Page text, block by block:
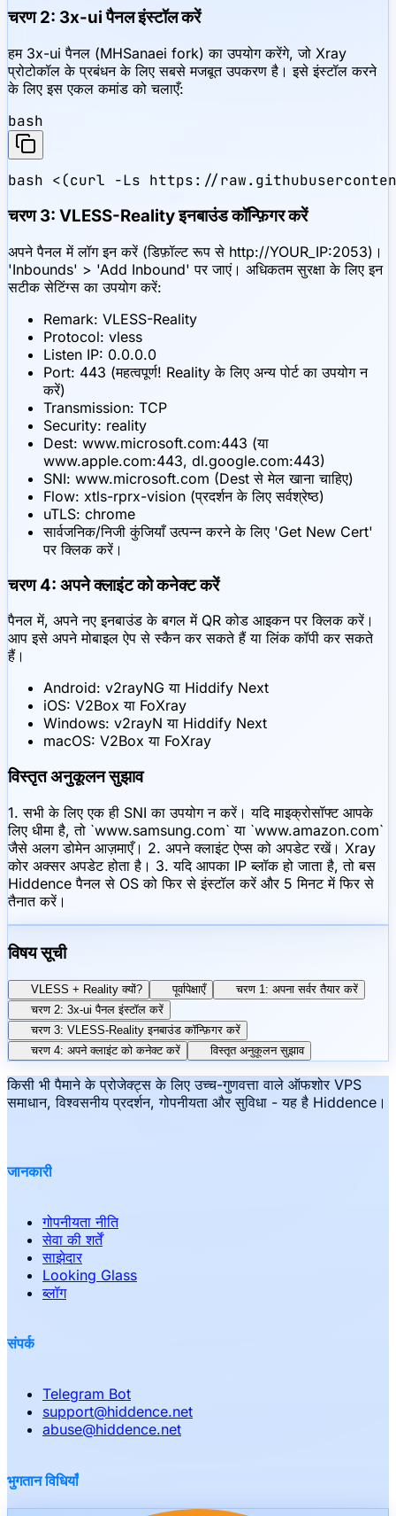
चरण 2: 3x-ui पैनल इंस्टॉल करें
हम 3x-ui पैनल (MHSanaei fork) का उपयोग करेंगे, जो Xray
प्रोटोकॉल के प्रबंधन के लिए सबसे मजबूत उपकरण है। इसे इंस्टॉल करने
के लिए इस एकल कमांड को चलाएँ:
bash
bash <(curl -Ls https://
चरण 3: VLESS-Reality इनबाउंड कॉन्फ़िगर करें
अपने पैनल में लॉग इन करें (डिफ़ॉल्ट रूप से http://YOUR_IP:2053)।
'Inbounds' > 'Add Inbound' पर जाएं। अधिकतम सुरक्षा के लिए इन
सटीक सेटिंग्स का उपयोग करें:
Remark: VLESS-Reality
Protocol: vless
Listen IP: 0.0.0.0
Port: 443 (महत्वपूर्ण! Reality के लिए अन्य पोर्ट का उपयोग न
करें)
Transmission: TCP
Security: reality
Dest: www.microsoft.com:443 (या
www.apple.com:443, dl.google.com:443)
SNI: www.microsoft.com (Dest से मेल खाना चाहिए)
Flow: xtls-rprx-vision (प्रदर्शन के लिए सर्वश्रेष्ठ)
uTLS: chrome
सार्वजनिक/निजी कुंजियाँ उत्पन्न करने के लिए 'Get New Cert'
पर क्लिक करें।
चरण 4: अपने क्लाइंट को कनेक्ट करें
पैनल में, अपने नए इनबाउंड के बगल में QR कोड आइकन पर क्लिक करें।
आप इसे अपने मोबाइल ऐप से स्कैन कर सकते हैं या लिंक कॉपी कर सकते
हैं।
Android: v2rayNG या Hiddify Next
iOS: V2Box या FoXray
Windows: v2rayN या Hiddify Next
macOS: V2Box या FoXray
विस्तृत अनुकूलन सुझाव
1. सभी के लिए एक ही SNI का उपयोग न करें। यदि माइक्रोसॉफ्ट आपके
लिए धीमा है, तो `www.samsung.com` या `www.amazon.com`
जैसे अलग डोमेन आज़माएँ। 2. अपने क्लाइंट ऐप्स को अपडेट रखें। Xray
कोर अक्सर अपडेट होता है। 3. यदि आपका IP ब्लॉक हो जाता है, तो बस
Hiddence पैनल से OS को फिर से इंस्टॉल करें और 5 मिनट में फिर से
तैनात करें।
विषय सूची
VLESS + Reality क्यों? पूर्वापेक्षाएँ
चरण 1: अपना सर्वर तैयार करें
चरण 2: 3x-ui पैनल इंस्टॉल करें
चरण 3: VLESS-Reality इनबाउंड कॉन्फ़िगर करें
चरण 4: अपने क्लाइंट को कनेक्ट करें
विस्तृत अनुकूलन सुझाव
किसी भी पैमाने के प्रोजेक्ट्स के लिए उच्च-गुणवत्ता वाले ऑफशोर VPS
समाधान, विश्वसनीय प्रदर्शन, गोपनीयता और सुविधा - यह है Hiddence।
जानकारी
गोपनीयता नीति
सेवा की शर्तें
साझेदार
Looking Glass
ब्लॉग
संपर्क
Telegram Bot
support@hiddence.net
abuse@hiddence.net
भुगतान विधियाँ